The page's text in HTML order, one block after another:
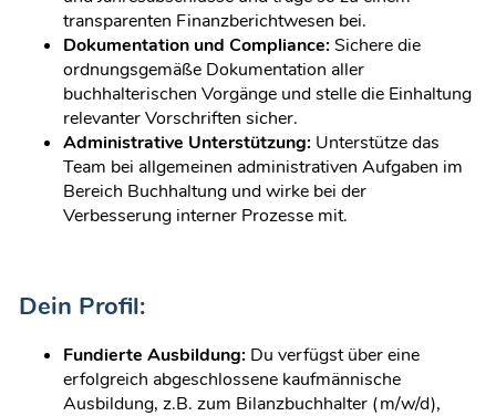
transparenten Finanzberichtwesen bei.
Dokumentation und Compliance: Sichere die
ordnungsgemäße Dokumentation aller
buchhalterischen Vorgänge und stelle die Einhaltung
relevanter Vorschriften sicher.
Administrative Unterstützung: Unterstütze das
Team bei allgemeinen administrativen Aufgaben im
Bereich Buchhaltung und wirke bei der
Verbesserung interner Prozesse mit.
Dein Profil:
Fundierte Ausbildung: Du verfügst über eine
erfolgreich abgeschlossene kaufmännische
Ausbildung, z.B. zum Bilanzbuchhalter (m/w/d),